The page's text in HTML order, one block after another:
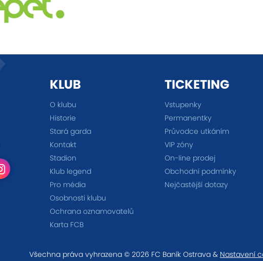
KLUB
O klubu
Historie
Stará garda
Kontakt
Stadion
Klub legend
Pro média
Osobnosti klubu
Ochrana oznamovatelů
Karta FCB
TICKETING
Vstupenky
Permanentky
Průvodce utkáním
VIP zóny
On-line prodej
Obchodní podmínky
Nejčastější dotazy
Všechna práva vyhrazena © 2026 FC Baník Ostrava & Nastavení